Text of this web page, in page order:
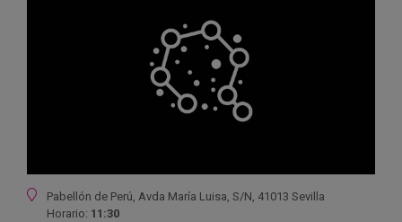
Ubicación
Pabellón de Perú, Avda María Luisa, S/N, 41013 Sevilla
Horario: 11:30